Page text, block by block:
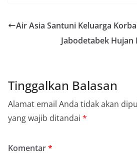
Air Asia Santuni Keluarga
Jabodetabek Hujan
Tinggalkan Balasan
Alamat email Anda tidak akan
yang wajib ditandai *
Komentar*